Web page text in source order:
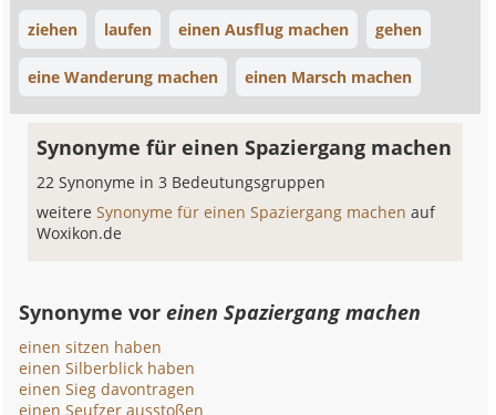
ziehen laufen einen Ausflug machen gehen
eine Wanderung machen einen Marsch machen
Synonyme für einen Spaziergang machen
22 Synonyme in 3 Bedeutungsgruppen
weitereSynonyme für einen Spaziergang machenauf
Woxikon.de
Synonyme voreinen Spaziergang machen
einen sitzen haben
einen Silberblick haben
einen Sieg davontragen
einen Seufzer ausstoßen